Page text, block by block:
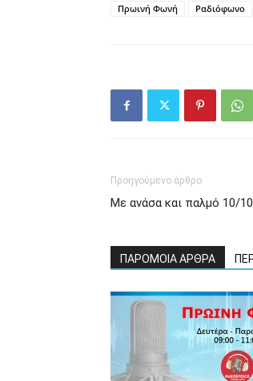
Πρωινή Φωνή
Ραδιόφωνο
Προηγούμενο άρθρο
Με ανάσα και παλμό 10/
ΠΑΡΟΜΟΙΑ ΑΡΘΡΑ